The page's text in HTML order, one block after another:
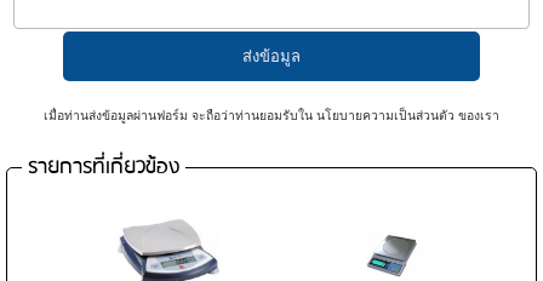
เมื่อท่านส่งข้อมูลผ่านฟอร์ม จะถือว่าท่านยอมรับในนโยบายความเป็นส่วนตัว ของเรา
รายการที่เกี่ยวข้อง